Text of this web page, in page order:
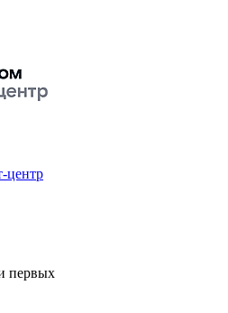
центр
первых